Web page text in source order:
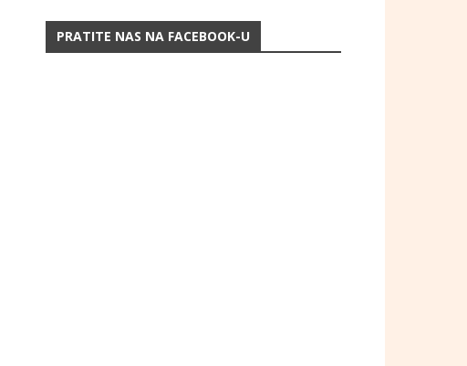
PRATITE NAS NA FACEBOOK-U